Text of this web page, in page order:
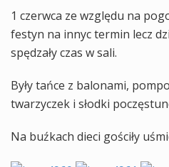
1 czerwca ze względu na
festyn na innyc termin lecz
spędzały czas w sali.
Były tańce z balonami,
twarzyczek i słodki
Na buźkach dieci gościły